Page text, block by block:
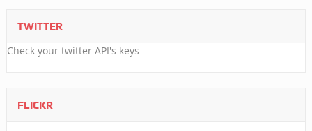
TWITTER
Check your twitter API's keys
FLICKR